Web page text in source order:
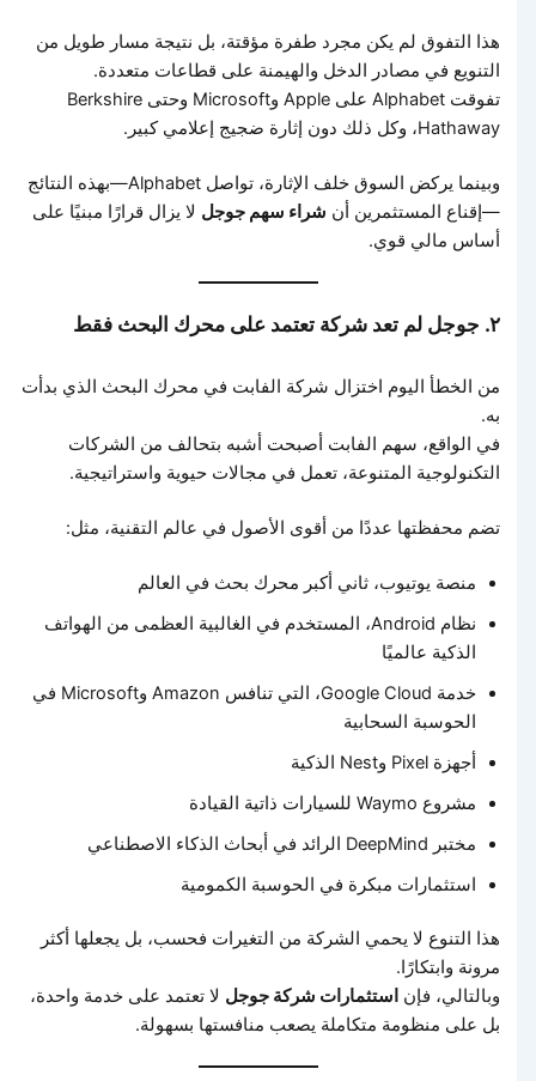
هذا التفوق لم يكن مجرد طفرة مؤقتة، بل نتيجة مسار طويل من
التنويع في مصادر الدخل والهيمنة على قطاعات متعددة.
تفوقت Alphabet على Apple وMicrosoft وحتى Berkshire
Hathaway، وكل ذلك دون إثارة ضجيج إعلامي كبير.
وبينما يركض السوق خلف الإثارة، تواصل Alphabet—بهذه النتائج
—إقناع المستثمرين أنشراء سهم جوجللا يزال قرارًا مبنيًا على
أساس مالي قوي.
٢. جوجل لم تعد شركة تعتمد على محرك البحث فقط
من الخطأ اليوم اختزال شركة الفابت في محرك البحث الذي بدأت
به.
في الواقع، سهم الفابت أصبحت أشبه بتحالف من الشركات
التكنولوجية المتنوعة، تعمل في مجالات حيوية واستراتيجية.
تضم محفظتها عددًا من أقوى الأصول في عالم التقنية، مثل:
منصة يوتيوب، ثاني أكبر محرك بحث في العالم
نظام Android، المستخدم في الغالبية العظمى من الهواتف
الذكية عالميًا
خدمة Google Cloud، التي تنافس Amazon وMicrosoft في
الحوسبة السحابية
أجهزة Pixel وNest الذكية
مشروع Waymo للسيارات ذاتية القيادة
مختبر DeepMind الرائد في أبحاث الذكاء الاصطناعي
استثمارات مبكرة في الحوسبة الكمومية
هذا التنوع لا يحمي الشركة من التغيرات فحسب، بل يجعلها أكثر
مرونة وابتكارًا.
وبالتالي، فإناستثمارات شركة جوجللا تعتمد على خدمة واحدة،
بل على منظومة متكاملة يصعب منافستها بسهولة.